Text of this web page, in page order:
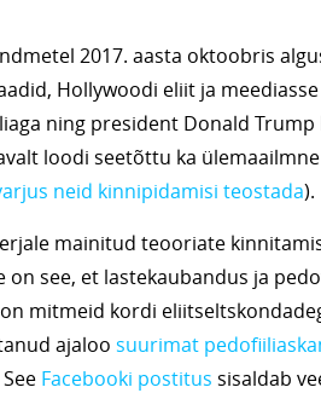
2017. aasta oktoobris
Hollywoodi eliit ja
ning president Donald Trump
loodi seetõttu ka ülemaailmne
neid kinnipidamisi teostada).
mainitud teooriate
on see, et lastekaubandus ja
mitmeid kordi
ajaloo suurimat
Facebooki postitus sisaldab